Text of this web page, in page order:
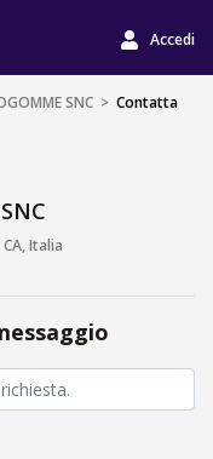
Accedi
SNC > Contatta
Italia